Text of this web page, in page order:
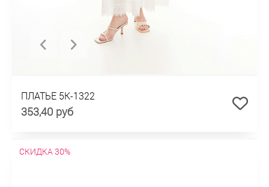
ПЛАТЬЕ 5К-1322
353,40 руб
СКИДКА 30%